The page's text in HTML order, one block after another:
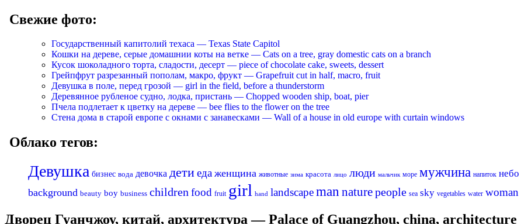
Свежие фото:
Государственный капитолий техаса — Texas State Capitol
Кошки на дереве, серые домашнии коты на ветке — Cats on a tree, gray domestic cats on a branch
Кусок шоколадного торта, сладости, десерт — piece of chocolate cake, sweets, dessert
Грейпфрут разрезанный пополам, макро, фрукт — Grapefruit cut in half, macro, fruit
Девушка в поле, перед грозой — girl in the field, before a thunderstorm
Деревянное рубленое судно, лодка, пристань — Chopped wooden ship, boat, pier
Пчела подлетает к цветку на дереве — bee flies to the flower on the tree
Стена дома в старой европе с окнами с занавесками — Wall of a house in old europe with curtain windows
Облако тегов:
Девушка бизнес вода девочка детиеда женщина животные зима красота лицо люди мальчик море мужчина напиток небо
background beauty boy business childrenfood fruit girl hand landscapeman naturepeople sea sky vegetables water woman
Дворец Гуанчжоу, китай, архитектура — Palace of Guangzhou, china, architecture